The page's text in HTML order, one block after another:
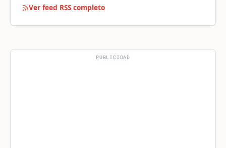
Ver feed RSS completo
PUBLICIDAD